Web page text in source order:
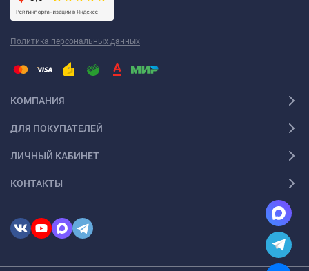
Политика персональных данных
КОМПАНИЯ
ДЛЯ ПОКУПАТЕЛЕЙ
ЛИЧНЫЙ КАБИНЕТ
КОНТАКТЫ